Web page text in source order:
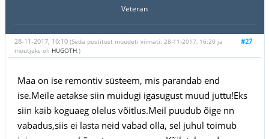
Veteran
#27
28-11-2017, 16:10 (Seda postitust muudeti viimati: 28-11-2017, 16:20 ja
muutjaks oli HUGOTH.)
Maa on ise remontiv süsteem, mis parandab end
ise.Meile aetakse siin muidugi igasugust muud juttu!Eks
siin käib koguaeg olelus võitlus.Meil puudub õige nn
vabadus,siis ei lasta neid vabad olla, sel juhul toimub